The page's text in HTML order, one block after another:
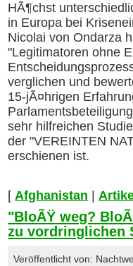
HÃ¶chst
in Europa bei
Nicolai von Ondarza
"Legitimatoren ohne
verglichen und
15-jÃ¤hrigen
sehr hilfreichen
der "VEREINTEN
erschienen ist.
[Afghanistan |
"BloÃŸ weg?
zu vordringlichen
Veröffentlicht von: